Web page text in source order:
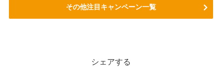
その他注目キャンペーン一覧
シェアする